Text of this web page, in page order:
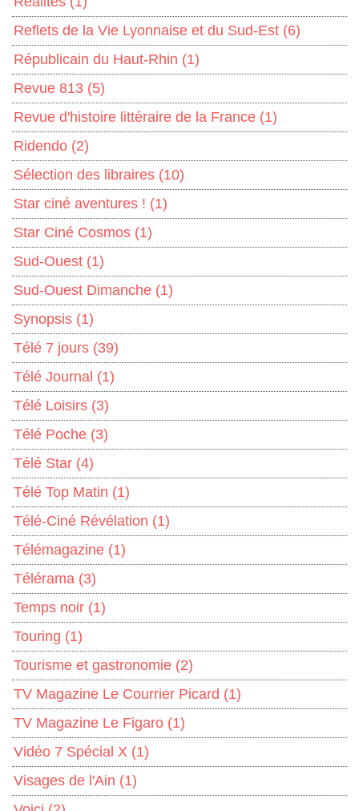
Reflets de la Vie Lyonnaise et du Sud-Est (6)
Républicain du Haut-Rhin (1)
Revue 813 (5)
Revue d'histoire littéraire de la France (1)
Ridendo (2)
Sélection des libraires (10)
Star ciné aventures ! (1)
Star Ciné Cosmos (1)
Sud-Ouest (1)
Sud-Ouest Dimanche (1)
Synopsis (1)
Télé 7 jours (39)
Télé Journal (1)
Télé Loisirs (3)
Télé Poche (3)
Télé Star (4)
Télé Top Matin (1)
Télé-Ciné Révélation (1)
Télémagazine (1)
Télérama (3)
Temps noir (1)
Touring (1)
Tourisme et gastronomie (2)
TV Magazine Le Courrier Picard (1)
TV Magazine Le Figaro (1)
Vidéo 7 Spécial X (1)
Visages de l'Ain (1)